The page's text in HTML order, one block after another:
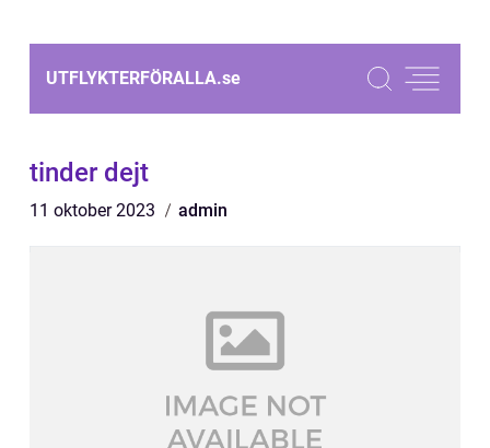
UTFLYKTERFÖRALLA.se
tinder dejt
11 oktober 2023 admin